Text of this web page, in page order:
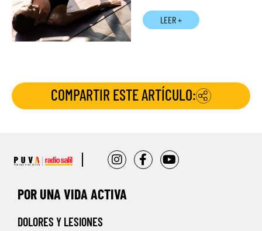
LEER +
COMPARTIR ESTE ARTÍCULO:
POR UNA VIDA ACTIVA
DOLORES Y LESIONES